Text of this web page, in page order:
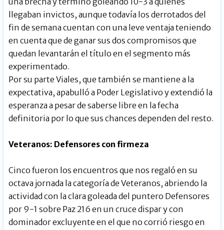
llegaban invictos, aunque todavía los derrotados del
fin de semana cuentan con una leve ventaja teniendo
en cuenta que de ganar sus dos compromisos que
quedan levantarán el título en el segmento más
experimentado.
Por su parte Viales, que también se mantiene a la
expectativa, apabulló a Poder Legislativo y extendió la
esperanza a pesar de saberse libre en la fecha
definitoria por lo que sus chances dependen del resto.
Veteranos: Defensores con firmeza
Cinco fueron los encuentros que nos regaló en su
octava jornada la categoría de Veteranos, abriendo la
actividad con la clara goleada del puntero Defensores
por 9-1 sobre Paz 216 en un cruce dispar y con
dominador excluyente en el que no corrió riesgo en